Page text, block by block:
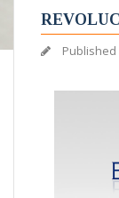
Published